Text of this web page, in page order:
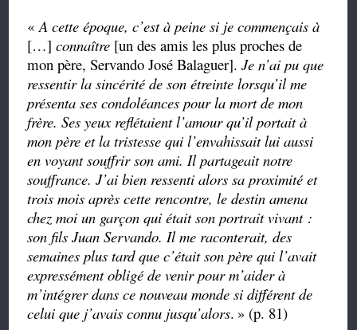
«A cette époque, c’est à peine si je commençais à
[…] connaître [un des amis les plus proches de
mon père, Servando José Balaguer].Je n’ai pu que
ressentir la sincérité de son étreinte lorsqu’il me
présenta ses condoléances pour la mort de mon
frère. Ses yeux reflétaient l’amour qu’il portait à
mon père et la tristesse qui l’envahissait lui aussi
en voyant souffrir son ami. Il partageait notre
souffrance. J’ai bien ressenti alors sa proximité et
trois mois après cette rencontre, le destin amena
chez moi un garçon qui était son portrait vivant :
son fils Juan Servando. Il me raconterait, des
semaines plus tard que c’était son père qui l’avait
expressément obligé de venir pour m’aider à
m’intégrer dans ce nouveau monde si différent de
celui que j’avais connu jusqu’alors. » (p. 81)